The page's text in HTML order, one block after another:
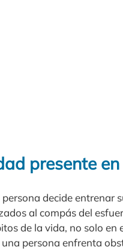
presente
decide entrenar
al compás del
de la vida, no solo
persona enfrenta